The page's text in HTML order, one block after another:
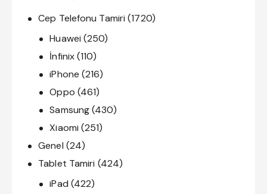
Cep Telefonu Tamiri (1720)
Huawei (250)
İnfinix(110)
iPhone (216)
Oppo (461)
Samsung(430)
Xiaomi (251)
Genel (24)
Tablet Tamiri (424)
iPad (422)